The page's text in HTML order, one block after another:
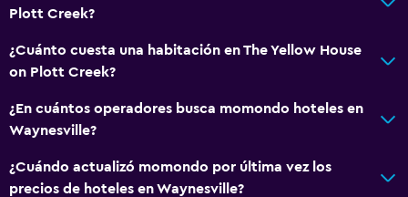
Plott Creek?
¿Cuánto cuesta una habitación en The Yellow House
on Plott Creek?
¿En cuántos operadores busca momondo hoteles en
Waynesville?
¿Cuándo actualizó momondo por última vez los
precios de hoteles en Waynesville?